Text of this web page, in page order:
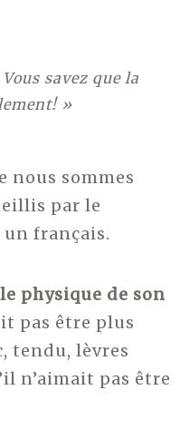
savez que la
»
nous sommes
par le
français.
physique de son
pas être plus
tendu, lèvres
n’aimait pas être